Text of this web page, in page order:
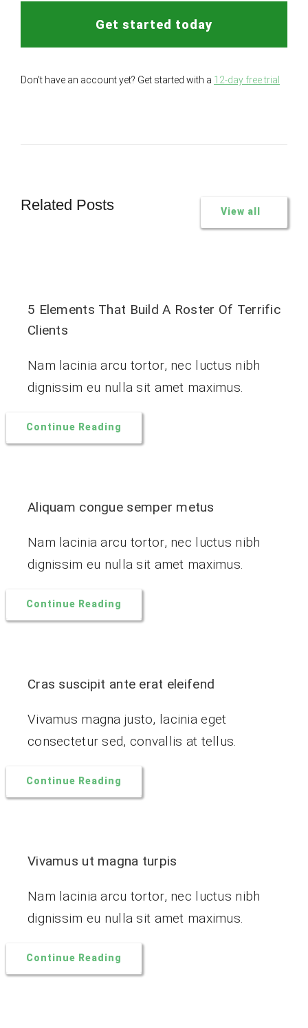
Get started today
Don’t have an account yet? Get started with a 12-day free trial
Related Posts View all
5 Elements That Build A Roster Of Terrific
Clients
Nam lacinia arcu tortor, nec luctus nibh
dignissim eu nulla sit amet maximus.
Continue Reading
Aliquam congue semper metus
Nam lacinia arcu tortor, nec luctus nibh
dignissim eu nulla sit amet maximus.
Continue Reading
Cras suscipit ante erat eleifend
Vivamus magna justo, lacinia eget
consectetur sed, convallis at tellus.
Continue Reading
Vivamus ut magna turpis
Nam lacinia arcu tortor, nec luctus nibh
dignissim eu nulla sit amet maximus.
Continue Reading